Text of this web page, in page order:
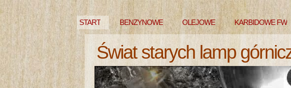
START BENZYNOWE OLEJOWE KARBIDOWE FW
NIEZNANEŚwiat starych lamp